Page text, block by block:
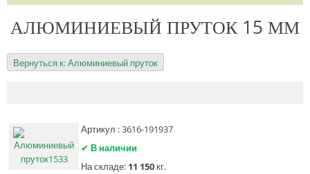
АЛЮМИНИЕВЫЙ ПРУТОК 15 ММ
Вернуться к: Алюминиевый пруток
Артикул : 3616-191937
✔ В наличии
На складе: 11 150кг.